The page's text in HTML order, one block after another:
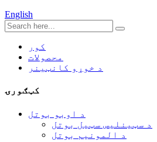
English
کور
محصولات
د خوړو کانټینر
کټګورۍ
د اوبو بوتل
د سټینلیس سټیل بوتل
د المونیم بوتل